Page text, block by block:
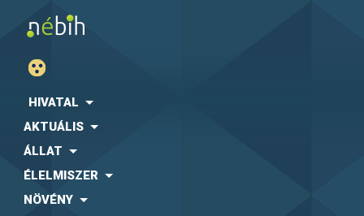
HIVATAL
AKTUÁLIS
ÁLLAT
ÉLELMISZER
NÖVÉNY